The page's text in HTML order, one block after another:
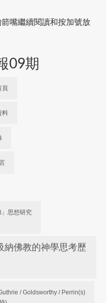
版)
處境化尋真理
嘴繼續閱讀和按加號放
09期
頁
料
思想研究
納佛教的神學思考歷
/ Goldsworthy / Perrin(s)